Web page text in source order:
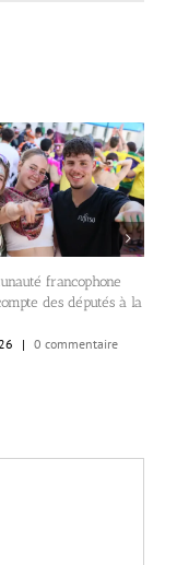
francophone
des députés à la
| 0 commentaire